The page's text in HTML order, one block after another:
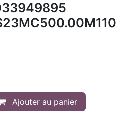
Ajouter au panier